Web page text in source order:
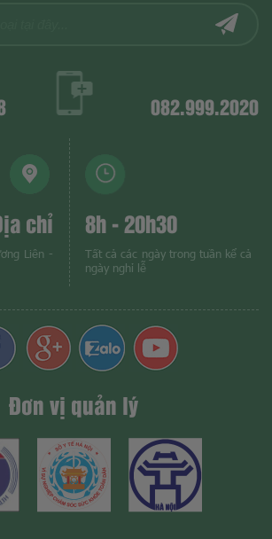
082.999.2020
chỉ
Liên -
8h - 20h30
Tất cả các ngày trong tuần kể cả
ngày nghỉ lễ
Đơn vị quản lý